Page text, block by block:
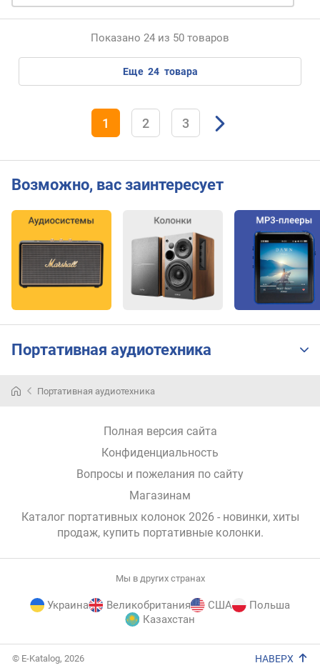
в
л
т
м
а
т
е
р
к
о
п
г
Показано 24 из 50 товаров
еще 24 товара
1 2 3
Возможно, вас заинтересует
Портативная аудиотехника
Портативная аудиотехника
Полная версия сайта
Конфиденциальность
Вопросы и пожелания по сайту
Магазинам
Каталог портативных колонок 2026 - новинки, хиты
продаж, купить портативные колонки.
Мы в других странах
Украина Великобритания США
Польша
Казахстан
© E-Katalog, 2026 НАВЕРХ